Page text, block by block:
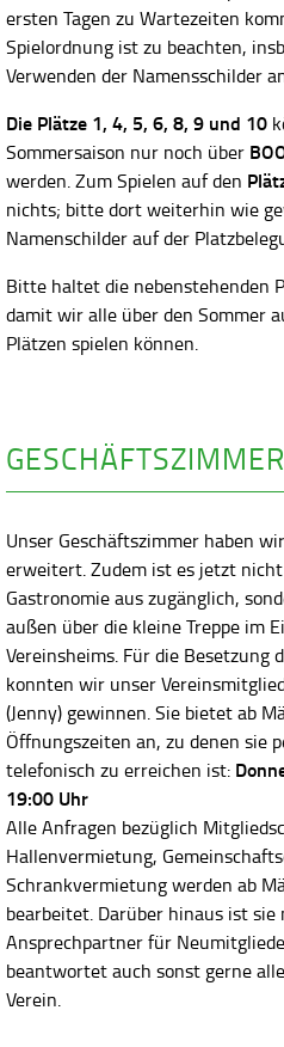
ersten Tagen zu Wartezeiten
Spielordnung ist zu beachten,
Verwenden der Namensschilder
Die Plätze 1, 4, 5, 6, 8, 9 und 10
Sommersaison nur noch über
werden. Zum Spielen auf den
nichts; bitte dort weiterhin wie
Namenschilder auf der
Bitte haltet die nebenstehenden
damit wir alle über den Sommer
Plätzen spielen können.
GESCHÄFTSZIMMER
Unser Geschäftszimmer haben
erweitert. Zudem ist es jetzt
Gastronomie aus zugänglich,
außen über die kleine Treppe im
Vereinsheims. Für die Besetzung
konnten wir unser
(Jenny) gewinnen. Sie bietet ab
Öffnungszeiten an, zu denen sie
telefonisch zu erreichen ist:
19:00 Uhr
Alle Anfragen bezüglich
Hallenvermietung,
Schrankvermietung werden ab
bearbeitet. Darüber hinaus ist
Ansprechpartner für
beantwortet auch sonst gerne
Verein.